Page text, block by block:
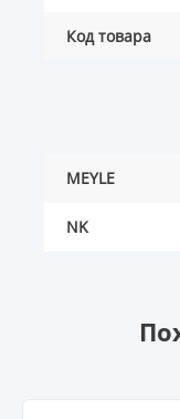
Код товара
MEYLE
NK